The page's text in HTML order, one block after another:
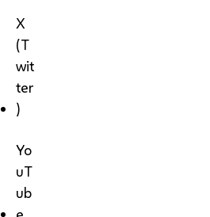
X
(T
wit
ter
)
Yo
uT
ub